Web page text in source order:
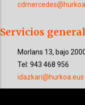
Servicios
Morlans 13, bajo
Tel: 943 468 956
idazkari@hurkoa.eus